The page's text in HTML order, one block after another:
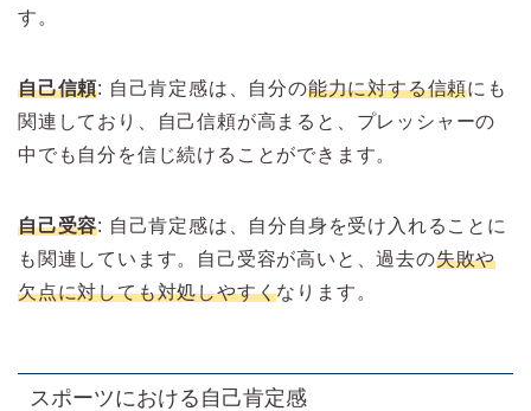
す。
自己信頼: 自己肯定感は、自分の能力に対する信頼にも
関連しており、自己信頼が高まると、プレッシャーの
中でも自分を信じ続けることができます。
自己受容: 自己肯定感は、自分自身を受け入れることに
も関連しています。自己受容が高いと、過去の失敗や
欠点に対しても対処しやすくなります。
スポーツにおける自己肯定感